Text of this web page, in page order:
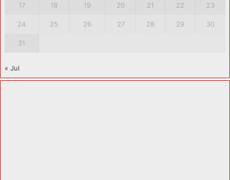
17 18 19 20 21 22 23
24 25 26 27 28 29 30
31
« Jul